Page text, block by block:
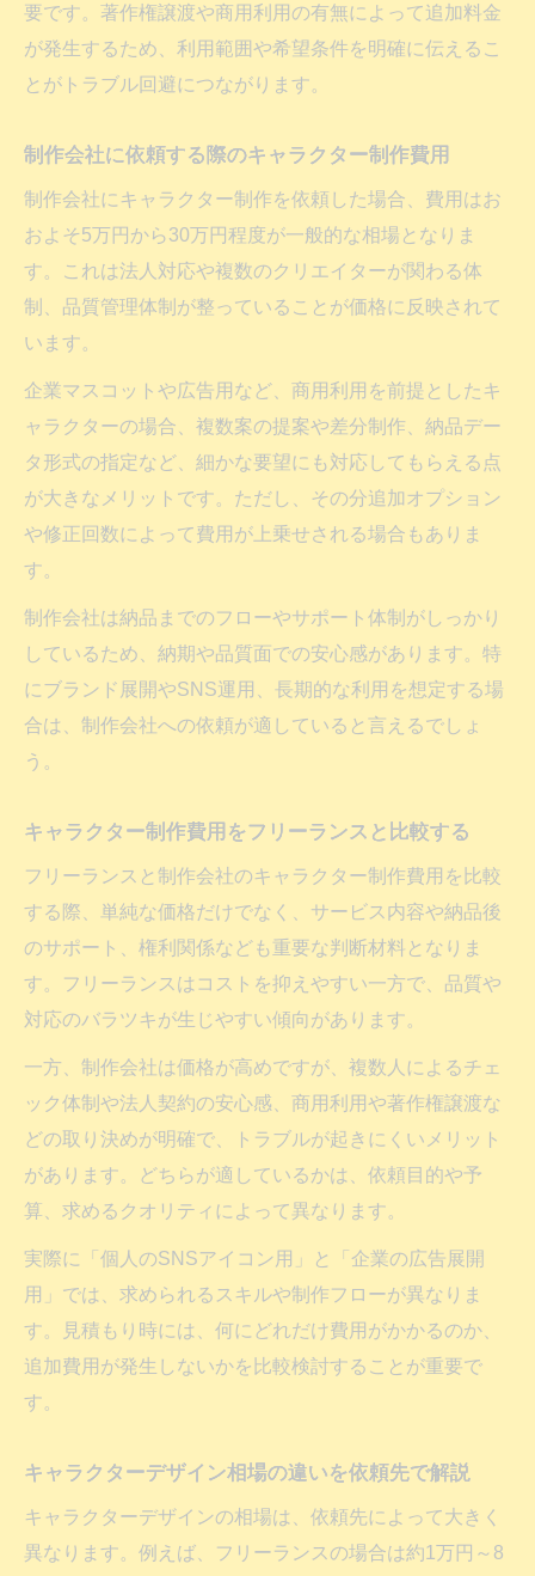
要です。著作権譲渡や商用利用の有無によって追加料金
が発生するため、利用範囲や希望条件を明確に伝えるこ
とがトラブル回避につながります。
制作会社に依頼する際のキャラクター制作費用
制作会社にキャラクター制作を依頼した場合、費用はお
およそ5万円から30万円程度が一般的な相場となりま
す。これは法人対応や複数のクリエイターが関わる体
制、品質管理体制が整っていることが価格に反映されて
います。
企業マスコットや広告用など、商用利用を前提としたキ
ャラクターの場合、複数案の提案や差分制作、納品デー
タ形式の指定など、細かな要望にも対応してもらえる点
が大きなメリットです。ただし、その分追加オプション
や修正回数によって費用が上乗せされる場合もありま
す。
制作会社は納品までのフローやサポート体制がしっかり
しているため、納期や品質面での安心感があります。特
にブランド展開やSNS運用、長期的な利用を想定する場
合は、制作会社への依頼が適していると言えるでしょ
う。
キャラクター制作費用をフリーランスと比較する
フリーランスと制作会社のキャラクター制作費用を比較
する際、単純な価格だけでなく、サービス内容や納品後
のサポート、権利関係なども重要な判断材料となりま
す。フリーランスはコストを抑えやすい一方で、品質や
対応のバラツキが生じやすい傾向があります。
一方、制作会社は価格が高めですが、複数人によるチェ
ック体制や法人契約の安心感、商用利用や著作権譲渡な
どの取り決めが明確で、トラブルが起きにくいメリット
があります。どちらが適しているかは、依頼目的や予
算、求めるクオリティによって異なります。
実際に「個人のSNSアイコン用」と「企業の広告展開
用」では、求められるスキルや制作フローが異なりま
す。見積もり時には、何にどれだけ費用がかかるのか、
追加費用が発生しないかを比較検討することが重要で
す。
キャラクターデザイン相場の違いを依頼先で解説
キャラクターデザインの相場は、依頼先によって大きく
異なります。例えば、フリーランスの場合は約1万円～8